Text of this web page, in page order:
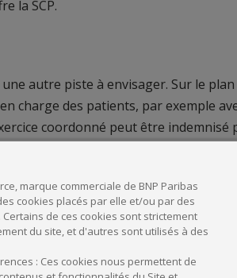
la SCP.
autre piste à envisager. Sur le
charge des patients, par exemple
coordonné peut être
d’un secrétariat, de matériels,
auprès des patients et à se
zones déficitaires en offre de soins.
aides, consulter le site de
marque commerciale de BNP Paribas
cookies placés par elle et/ou par des
de ces cookies sont strictement
du site, et d'autres sont utilisés à des
: Ces cookies nous permettent de